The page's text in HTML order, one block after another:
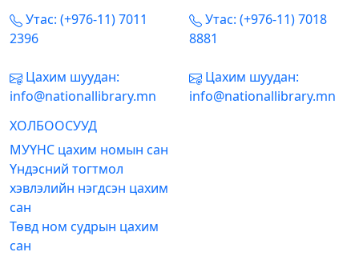
Утас: (+976-11) 7011
2396
Цахим шуудан:
info@nationallibrary.mn
Утас: (+976-11) 7018
8881
Цахим шуудан:
info@nationallibrary.mn
ХОЛБООСУУД
МУҮНС цахим номын сан
Үндэсний тогтмол
хэвлэлийн нэгдсэн цахим
сан
Төвд ном судрын цахим
сан